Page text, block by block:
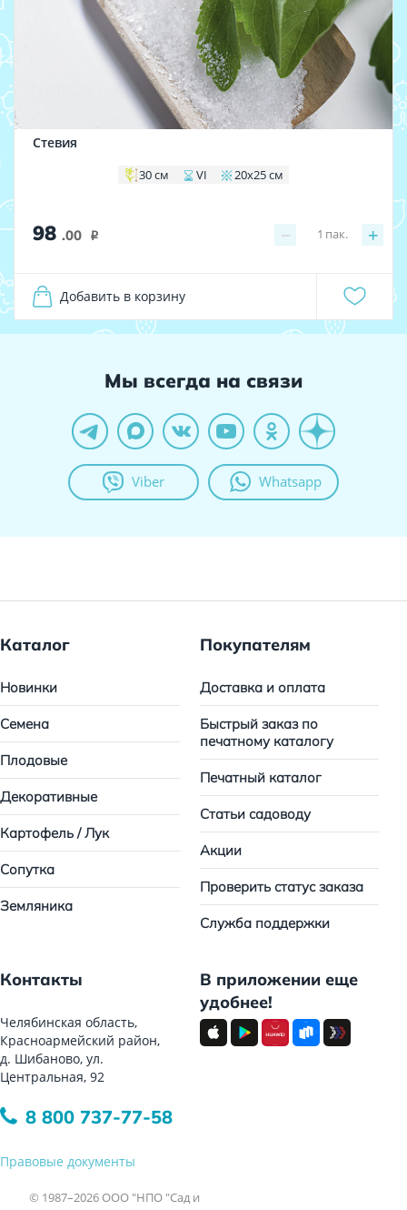
Стевия
30 см VI 20х25 см
98 .00 i − +
1 пак.
Добавить в корзину
Мы всегда на связи
Viber Whatsapp
Каталог
Новинки
Семена
Плодовые
Декоративные
Картофель / Лук
Сопутка
Земляника
Покупателям
Доставка и оплата
Быстрый заказ по
печатному каталогу
Печатный каталог
Статьи садоводу
Акции
Проверить статус заказа
Служба поддержки
Контакты
Челябинская область,
Красноармейский район,
д. Шибаново, ул.
Центральная, 92
8 800 737-77-58
Правовые документы
© 1987–2026 ООО "НПО "Сад и
В приложении еще
удобнее!